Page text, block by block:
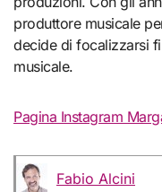
produttore musicale
decide di focalizzarsi
musicale.
Pagina Instagram
Fabio Alcini